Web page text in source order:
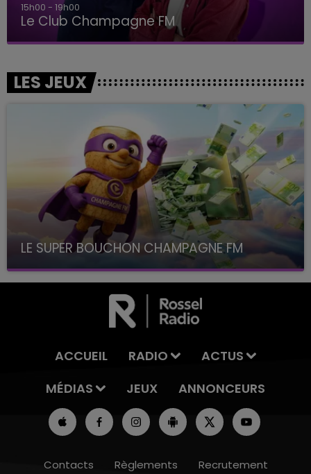
19h00 - 19h15
LA POP MACHINE - CHAMPAGNE FM
LES JEUX
LE SUPER BOUCHON CHAMPAGNE FM
avec La Famille Champagne FM, à 8H10
ACCUEIL RADIO
ACTUS
MÉDIAS
JEUX ANNONCEURS
Contacts Règlements Recrutement